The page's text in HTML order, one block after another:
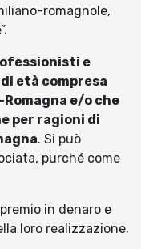
romagnole,
e
età compresa
e/o che
per ragioni di
. Si può
purché come
in denaro e
loro realizzazione.